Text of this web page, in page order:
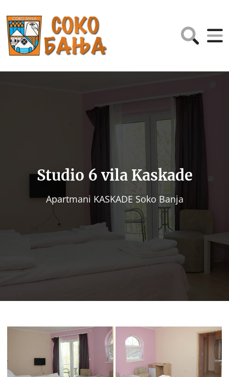
Studio 6 vila Kaskade
Apartmani KASKADE Soko Banja